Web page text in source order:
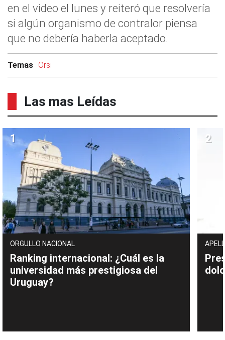
en el video el lunes y reiteró que resolvería
si algún organismo de contralor piensa
que no debería haberla aceptado.
Temas Orsi
Las mas Leídas
ORGULLO NACIONAL
Ranking internacional: ¿Cuál es la
universidad más prestigiosa del
Uruguay?